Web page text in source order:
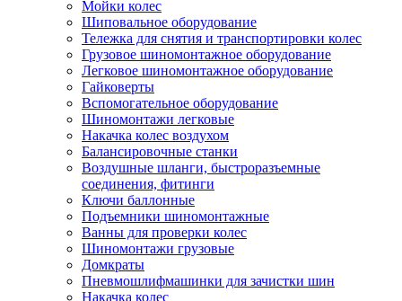
Мойки колес
Шиповальное оборудование
Тележка для снятия и транспортировки колес
Грузовое шиномонтажное оборудование
Легковое шиномонтажное оборудование
Гайковерты
Вспомогательное оборудование
Шиномонтажи легковые
Накачка колес воздухом
Балансировочные станки
Воздушные шланги, быстроразъемные
соединения, фитинги
Ключи баллонные
Подъемники шиномонтажные
Ванны для проверки колес
Шиномонтажи грузовые
Домкраты
Пневмошлифмашинки для зачистки шин
Накачка колес